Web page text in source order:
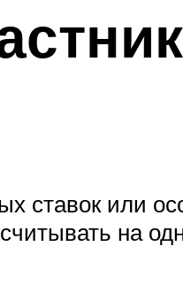
ставок или
на